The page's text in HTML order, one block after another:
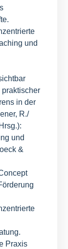
und
in der
R./
und
&
Praxis